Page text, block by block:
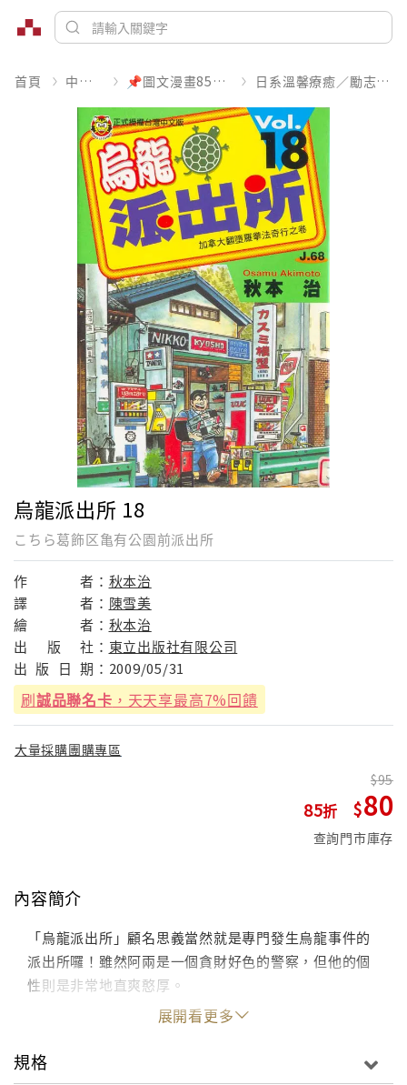
首頁 中文書 📌圖文漫畫85折起 日系溫馨療癒／勵志搞笑
烏龍派出所 18
こちら葛飾区亀有公園前派出所
作 者： 秋本治
譯
者： 陳雪美
繪
者： 秋本治
出
版 社： 東立出版社有限公司
出 版 日 期： 2009/05/31
刷誠品聯名卡 ，天天享最高7%回饋
大量採購團購專區
85
95
80
查詢門市庫存
內容簡介
「烏龍派出所」顧名思義當然就是專門發生烏龍事件的
派出所囉！雖然阿兩是一個貪財好色的警察，但他的個
性則是非常地直爽憨厚。
展開看更多
規格